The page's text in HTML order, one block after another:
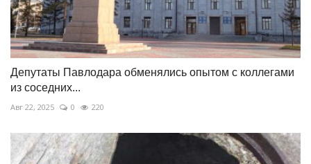
Депутаты Павлодара обменялись опытом с коллегами
из соседних...
Авг 22, 2025 0 220